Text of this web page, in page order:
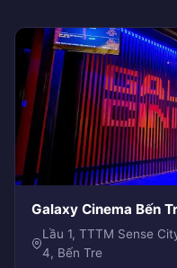
Galaxy Cinema Bến
Lầu 1, TTTM Sense
4, Bến Tre